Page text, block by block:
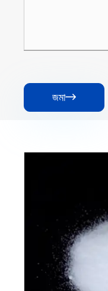
জমা